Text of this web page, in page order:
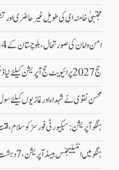
مجتبیٰ خامنہ ای کی طویل غیرحاضری
امن وامان کی صورتحال،بلوچستان کے 4 بلدیاتی حلقوں میں آج ہونے والی پولنگ ملتوی
حج 2027 پرائیویٹ حج آپریشن کیلئے نیا ڈیجیٹل نظام نافذ کرنے کا فیصلہ
محسن نقوی نے شہداء اور غازیوں
ہنگو آپریشن: سیکیورٹی فورسز کو سلام، فتنۃ الخوارج کے 7 دہشت گردوں کی ہلاکت
ہنگو میں انٹیلیجنس بیسڈ آپریشن، 7 دہشت گرد ہلاک، کیپٹن حمزہ اکرم شہید